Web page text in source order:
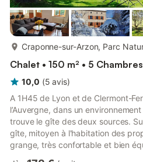
Craponne-sur-Arzon, Parc
Chalet • 150 m² • 5 Chambres
10,0 (5 avis)
A 1H45 de Lyon et de Clermont-
l’Auvergne, dans un
trouve le gîte des deux sources.
gîte, mitoyen à l'habitation des
grange, très confortable et bien